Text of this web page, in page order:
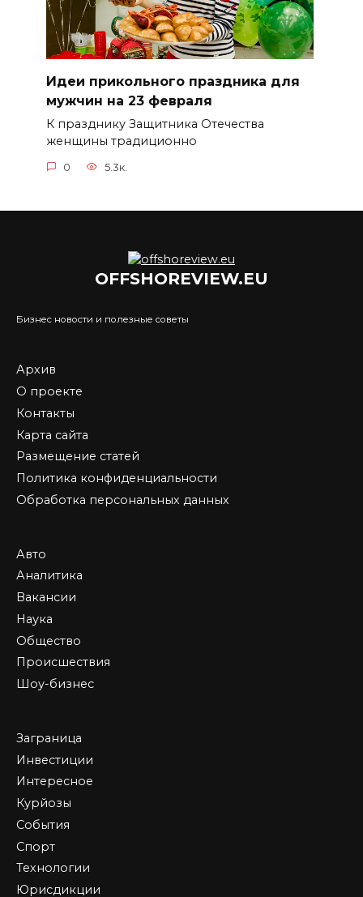
Идеи прикольного праздника для
мужчин на 23 февраля
К празднику Защитника Отечества
женщины традиционно
0 5.3к.
OFFSHOREVIEW.EU
Бизнес новости и полезные советы
Архив
О проекте
Контакты
Карта сайта
Размещение статей
Политика конфиденциальности
Обработка персональных данных
Авто
Аналитика
Вакансии
Наука
Общество
Происшествия
Шоу-бизнес
Заграница
Инвестиции
Интересное
Курйозы
События
Спорт
Технологии
Юрисдикции